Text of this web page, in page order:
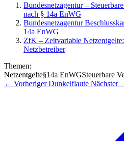
Bundesnetzagentur –
nach § 14a EnWG
Bundesnetzagentur
14a EnWG
ZfK – Zeitvariable
Netzbetreiber
Themen:
Netzentgelte§14a EnWGSteuerbare
← Vorheriger Dunkelflaute Nächster